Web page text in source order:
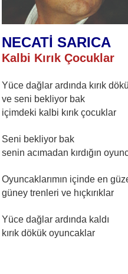
NECATİ SARICA
Kalbi Kırık Çocuklar
Yüce dağlar ardında kırık
ve seni bekliyor bak
içimdeki kalbi kırık çocuklar
Seni bekliyor bak
senin acımadan kırdığın
Oyuncaklarımın içinde en
güney trenleri ve hıçkırıklar
Yüce dağlar ardında kaldı
kırık dökük oyuncaklar